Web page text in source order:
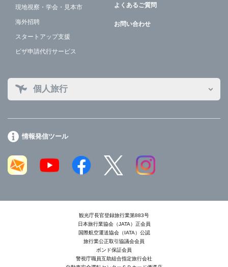
現地視察・学会・見本市
海外招聘
スタートアップ支援
ビザ申請代行サービス
よくあるご質問
お問い合わせ
個人旅行
情報発信ツール
観光庁長官登録旅行業第883号
日本旅行業協会（JATA）正会員
国際航空運送協会（IATA）公認
旅行業公正取引協議会会員
ボンド保証会員
警視庁職員互助組合指定旅行会社